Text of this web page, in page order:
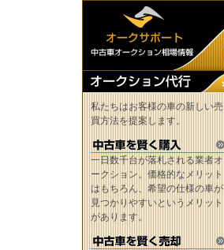
私たちはお客様の車の新しい売
買方法を提案します。
一日数千台が落札される業者オ
ークション。価格的なメリット
はもちろん、希望の仕様の車が
見つかりやすいというメリット
があります。